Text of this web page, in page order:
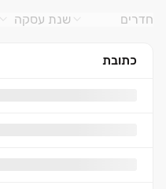
חדרים שנת עסקה
כתובת